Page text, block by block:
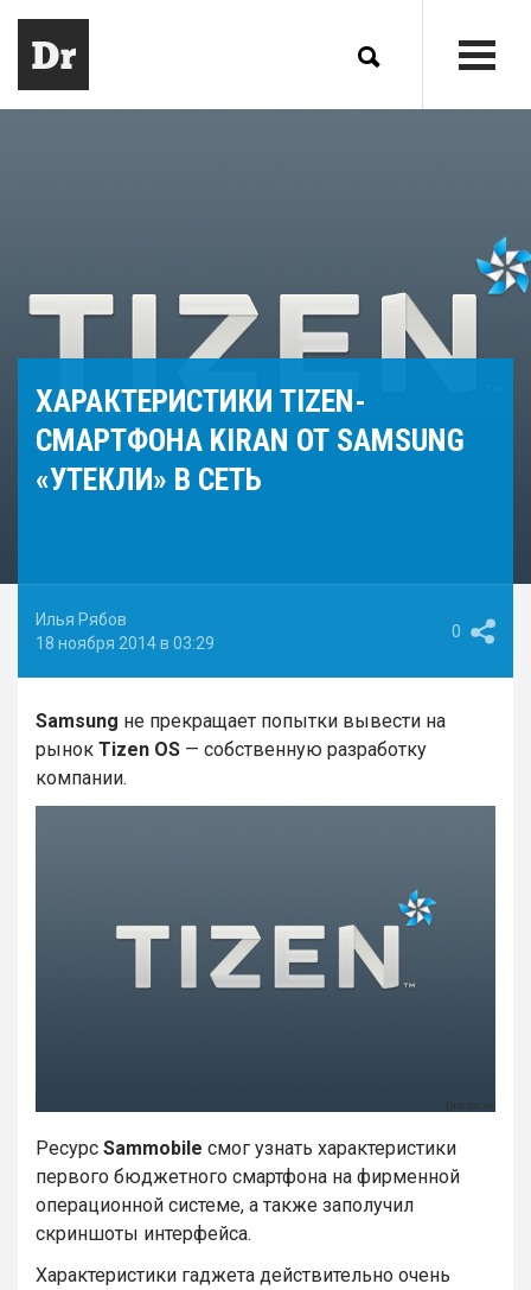
ХАРАКТЕРИСТИКИ TIZEN-
СМАРТФОНА KIRAN ОТ SAMSUNG
«УТЕКЛИ» В СЕТЬ
Илья Рябов
18 ноября 2014 в 03:29
0
Samsung не прекращает попытки вывести на
рынок Tizen OS — собственную разработку
компании.
Ресурс Sammobile смог узнать характеристики
первого бюджетного смартфона на фирменной
операционной системе, а также заполучил
скриншоты интерфейса.
Характеристики гаджета действительно очень